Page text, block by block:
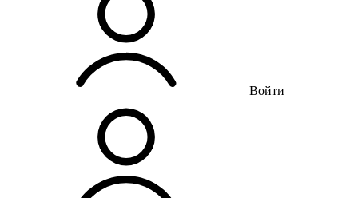
Войти